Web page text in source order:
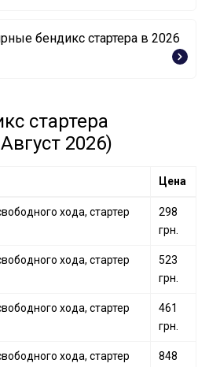
свободного хода, стартер
свободного хода, стартер
бендикс стартера в 2026
свободного хода, стартер
стартера
2026)
Цена
хода, стартер
298
грн.
хода, стартер
523
грн.
хода, стартер
461
грн.
хода, стартер
848